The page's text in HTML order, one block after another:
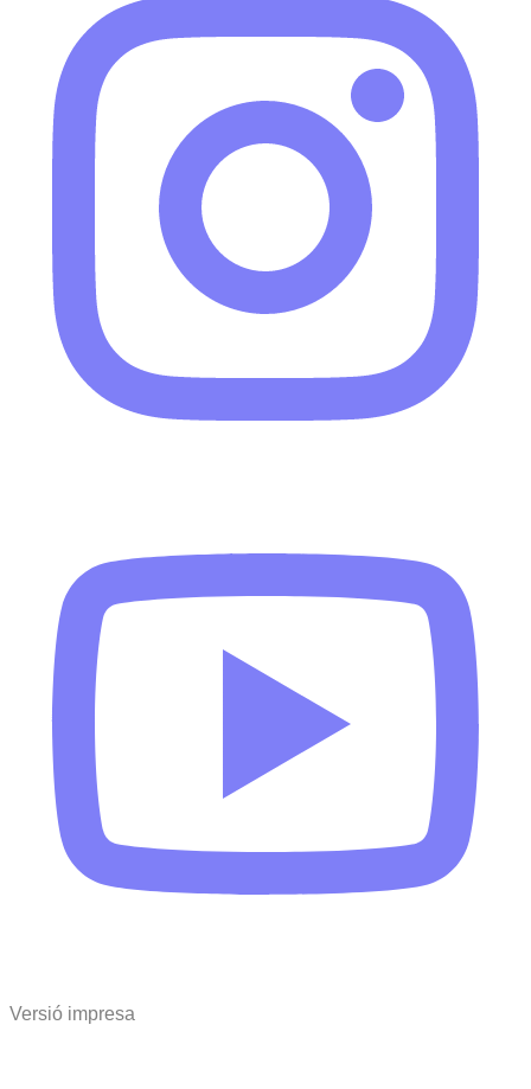
Versió impresa